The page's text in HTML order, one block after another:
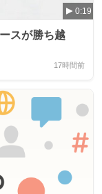
0:19
スが勝ち越
17時間前